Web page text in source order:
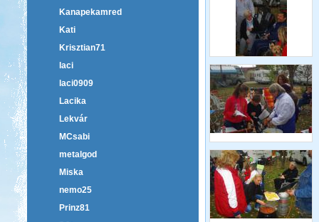
Kanapekamred
Kati
Krisztian71
laci
laci0909
Lacika
Lekvár
MCsabi
metalgod
Miska
nemo25
Prinz81